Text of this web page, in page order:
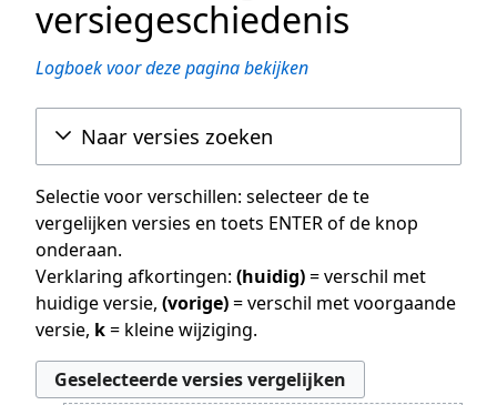
versiegeschiedenis
Logboek voor deze pagina bekijken
Naar versies zoeken
Selectie voor verschillen: selecteer de te
vergelijken versies en toets ENTER of de knop
onderaan.
Verklaring afkortingen: (huidig)= verschil met
huidige versie, (vorige)= verschil met voorgaande
versie, k= kleine wijziging.